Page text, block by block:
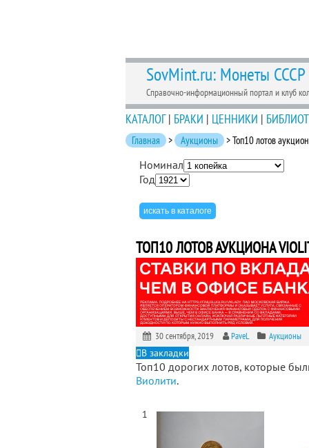
SovMint.ru: Монеты СССР
Справочно-информационный портал и клуб
КАТАЛОГ| БРАКИ | ЦЕННИКИ |
Главная > Аукционы > Топ10 лотов
Номинал
Год
ТОП10 ЛОТОВ АУКЦИОНА
30 сентября, 2019 PaveL Аукционы
В закладки
Топ10 дорогих лотов, которые
Виолити.
1